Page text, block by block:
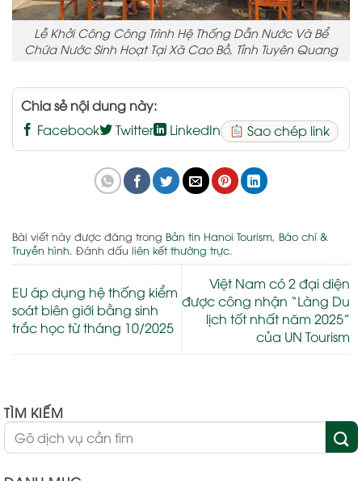
Lễ Khởi Công Công Trình Hệ Thống Dẫn Nước Và Bể
Chứa Nước Sinh Hoạt Tại Xã Cao Bồ, Tỉnh Tuyên Quang
Chia sẻ nội dung này:
Facebook
Twitter LinkedIn Sao chép link
Bài viết này được đăng trong Bản tin Hanoi Tourism, Báo chí &
Truyền hình. Đánh dấu liên kết thường trực.
EU áp dụng hệ thống kiểm
soát biên giới bằng sinh
trắc học từ tháng 10/2025
Việt Nam có 2 đại diện
được công nhận “Làng Du
lịch tốt nhất năm 2025”
của UN Tourism
TÌM KIẾM